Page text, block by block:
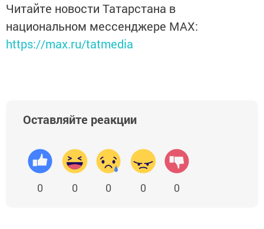
Читайте новости Татарстана в
национальном мессенджере MАХ:
https://max.ru/tatmedia
Оставляйте реакции
0 0 0 0 0